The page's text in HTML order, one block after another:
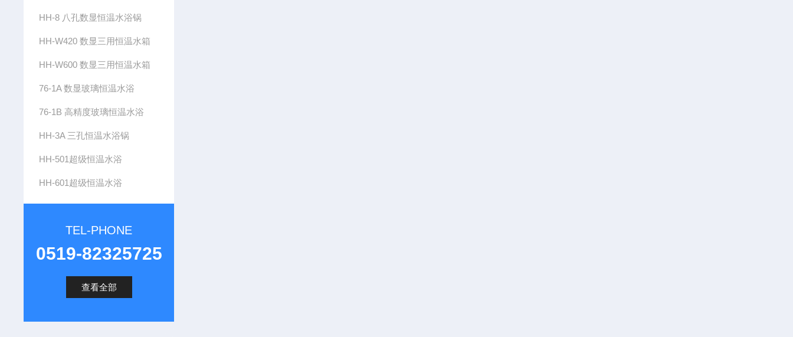
HH-8 八孔数显恒温水浴锅
HH-W420 数显三用恒温水箱
HH-W600 数显三用恒温水箱
76-1A 数显玻璃恒温水浴
76-1B 高精度玻璃恒温水浴
HH-3A 三孔恒温水浴锅
HH-501超级恒温水浴
HH-601超级恒温水浴
TEL-PHONE
0519-82325725
查看全部